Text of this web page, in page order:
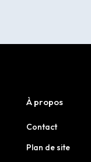
À propos
Contact
Plan de site